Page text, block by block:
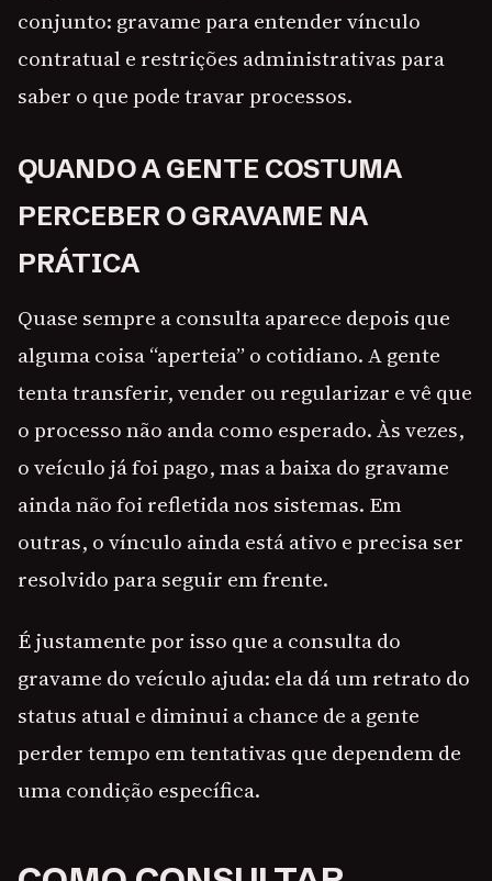
conjunto: gravame para entender vínculo
contratual e restrições administrativas para
saber o que pode travar processos.
QUANDO A GENTE COSTUMA
PERCEBER O GRAVAME NA
PRÁTICA
Quase sempre a consulta aparece depois que
alguma coisa “aperteia” o cotidiano. A gente
tenta transferir, vender ou regularizar e vê que
o processo não anda como esperado. Às vezes,
o veículo já foi pago, mas a baixa do gravame
ainda não foi refletida nos sistemas. Em
outras, o vínculo ainda está ativo e precisa ser
resolvido para seguir em frente.
É justamente por isso que a consulta do
gravame do veículo ajuda: ela dá um retrato do
status atual e diminui a chance de a gente
perder tempo em tentativas que dependem de
uma condição específica.